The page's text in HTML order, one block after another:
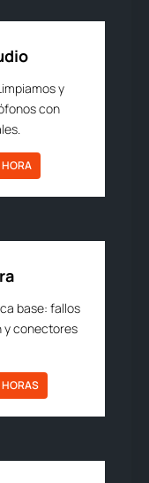
y
con
HORA
base: fallos
y conectores